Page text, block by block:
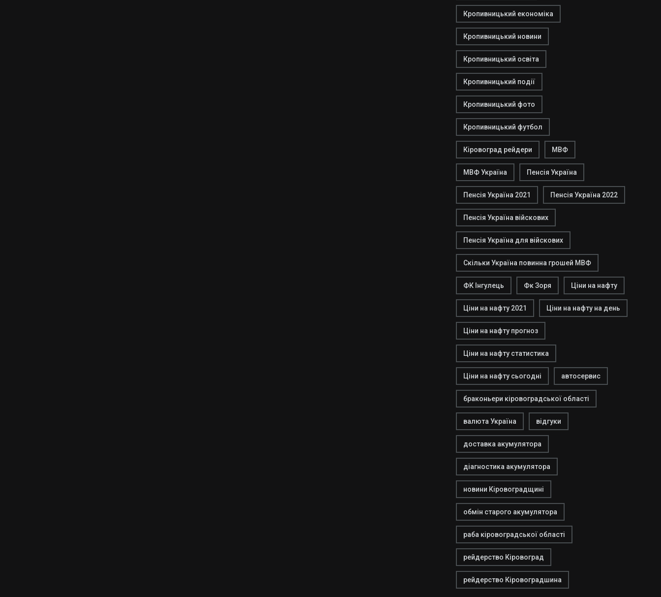
Кропивницький економіка
Кропивницький новини
Кропивницький освіта
Кропивницький події
Кропивницький фото
Кропивницький футбол
Кіровоград рейдери МВФ
МВФ Україна Пенсія Україна
Пенсія Україна 2021 Пенсія Україна 2022
Пенсія Україна війскових
Пенсія Україна для війскових
Скільки Україна повинна грошей МВФ
ФК Інгулець Фк Зоря Ціни на нафту
Ціни на нафту 2021 Ціни на нафту на день
Ціни на нафту прогноз
Ціни на нафту статистика
Ціни на нафту сьогодні автосервис
браконьери кіровоградської області
валюта Україна відгуки
доставка акумулятора
діагностика акумулятора
новини Кіровоградщині
обмін старого акумулятора
раба кіровоградської області
рейдерство Кіровоград
рейдерство Кіровоградшина